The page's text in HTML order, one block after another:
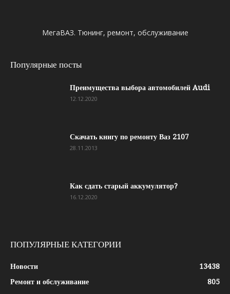
МегаВАЗ. Тюнинг, ремонт, обслуживание
Популярные посты
Преимущества выбора автомобилей Audi
12.12.2020
Скачать книгу по ремонту Ваз 2107
28.11.2013
Как сдать старый аккумулятор?
16.12.2020
ПОПУЛЯРНЫЕ КАТЕГОРИИ
Новости
13438
Ремонт и обслуживание
805